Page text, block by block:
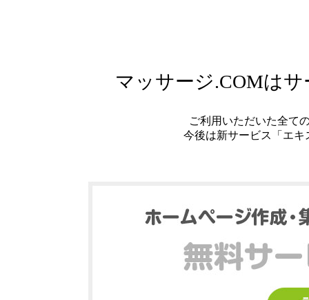
マッサージ.COMは
ご利用いただいた全て
今後は新サービス「エ